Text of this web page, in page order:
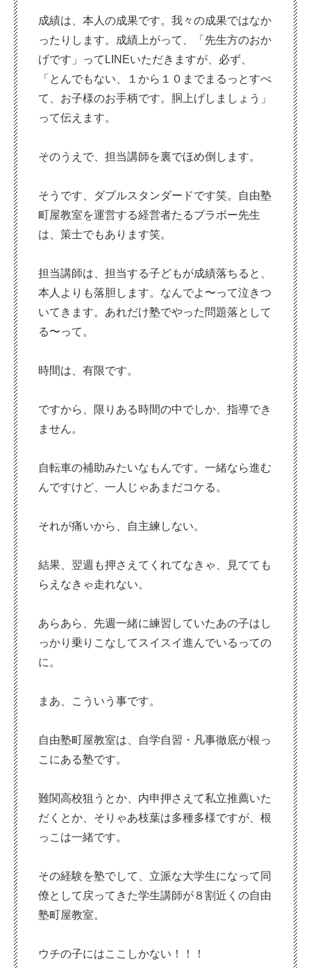
成績は、本人の成果です。我々の成果ではなか
ったりします。成績上がって、「先生方のおか
げです」ってLINEいただきますが、必ず、
「とんでもない、１から１０までまるっとすべ
て、お子様のお手柄です。胴上げしましょう」
って伝えます。
そのうえで、担当講師を裏でほめ倒します。
そうです、ダブルスタンダードです笑。自由塾
町屋教室を運営する経営者たるブラボー先生
は、策士でもあります笑。
担当講師は、担当する子どもが成績落ちると、
本人よりも落胆します。なんでよ〜って泣きつ
いてきます。あれだけ塾でやった問題落として
る〜って。
時間は、有限です。
ですから、限りある時間の中でしか、指導でき
ません。
自転車の補助みたいなもんです。一緒なら進む
んですけど、一人じゃあまだコケる。
それが痛いから、自主練しない。
結果、翌週も押さえてくれてなきゃ、見てても
らえなきゃ走れない。
あらあら、先週一緒に練習していたあの子はし
っかり乗りこなしてスイスイ進んでいるっての
に。
まあ、こういう事です。
自由塾町屋教室は、自学自習・凡事徹底が根っ
こにある塾です。
難関高校狙うとか、内申押さえて私立推薦いた
だくとか、そりゃあ枝葉は多種多様ですが、根
っこは一緒です。
その経験を塾でして、立派な大学生になって同
僚として戻ってきた学生講師が８割近くの自由
塾町屋教室。
ウチの子にはここしかない！！！